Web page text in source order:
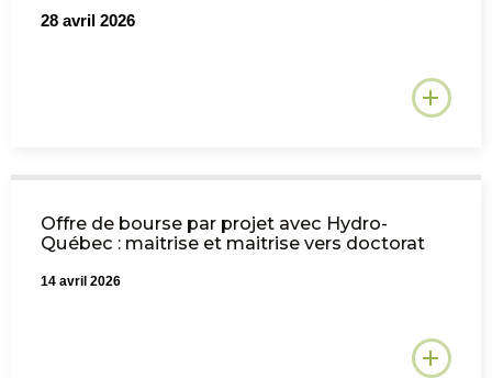
28 avril 2026
Offre de bourse par projet avec Hydro-
Québec : maitrise et maitrise vers doctorat
14 avril 2026